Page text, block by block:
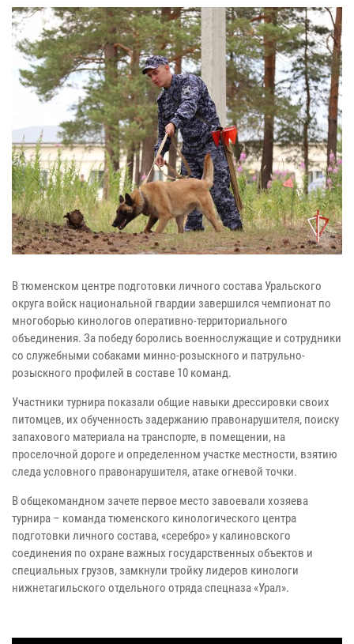
В тюменском центре подготовки личного состава Уральского
округа войск национальной гвардии завершился чемпионат по
многоборью кинологов оперативно-территориального
объединения. За победу боролись военнослужащие и сотрудники
со служебными собаками минно-розыскного и патрульно-
розыскного профилей в составе 10 команд.
Участники турнира показали общие навыки дрессировки своих
питомцев, их обученность задержанию правонарушителя, поиску
запахового материала на транспорте, в помещении, на
проселочной дороге и определенном участке местности, взятию
следа условного правонарушителя, атаке огневой точки.
В общекомандном зачете первое место завоевали хозяева
турнира – команда тюменского кинологического центра
подготовки личного состава, «серебро» у калиновского
соединения по охране важных государственных объектов и
специальных грузов, замкнули тройку лидеров кинологи
нижнетагильского отдельного отряда спецназа «Урал».